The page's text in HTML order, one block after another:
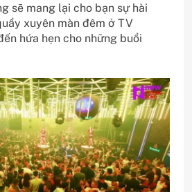
sẽ mang lại cho bạn sự hài
xuyên màn đêm ở TV
hứa hẹn cho những buổi